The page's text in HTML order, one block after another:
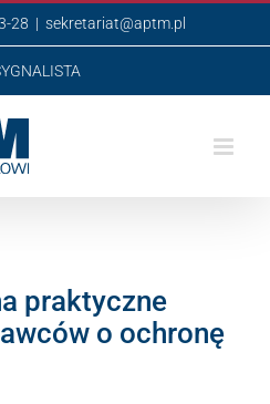
28 | sekretariat@aptm.pl
praktyczne
o ochronę